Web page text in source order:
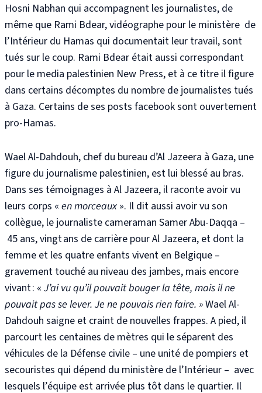
Hosni Nabhan qui accompagnent les journalistes, de
même que Rami Bdear, vidéographe pour le ministère de
l’Intérieur du Hamas qui documentait leur travail, sont
tués sur le coup. Rami Bdear était aussi correspondant
pour le media palestinien New Press, et à ce titre il figure
dans certains décomptes du nombre de journalistes tués
à Gaza. Certains de ses posts facebook sont ouvertement
pro-Hamas.
Wael Al-Dahdouh, chef du bureau d’Al Jazeera à Gaza, une
figure du journalisme palestinien, est lui blessé au bras.
Dans ses témoignages à Al Jazeera, il raconte avoir vu
leurs corps « en morceaux ». Il dit aussi avoir vu son
collègue, le journaliste cameraman Samer Abu-Daqqa –
45 ans, vingt ans de carrière pour Al Jazeera, et dont la
femme et les quatre enfants vivent en Belgique –
gravement touché au niveau des jambes, mais encore
vivant : « J’ai vu qu’il pouvait bouger la tête, mais il ne
pouvait pas se lever. Je ne pouvais rien faire. »Wael Al-
Dahdouh saigne et craint de nouvelles frappes. A pied, il
parcourt les centaines de mètres qui le séparent des
véhicules de la Défense civile – une unité de pompiers et
secouristes qui dépend du ministère de l’Intérieur – avec
lesquels l’équipe est arrivée plus tôt dans le quartier. Il